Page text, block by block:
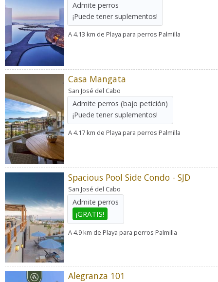
Admite perros
¡Puede tener suplementos!
A 4.13 km de Playa para perros Palmilla
Casa Mangata
San José del Cabo
Admite perros (bajo petición)
¡Puede tener suplementos!
A 4.17 km de Playa para perros Palmilla
Spacious Pool Side Condo - SJD
San José del Cabo
Admite perros
¡GRATIS!
A 4.9 km de Playa para perros Palmilla
Alegranza 101